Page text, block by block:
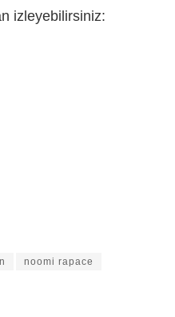
izleyebilirsiniz:
noomi rapace